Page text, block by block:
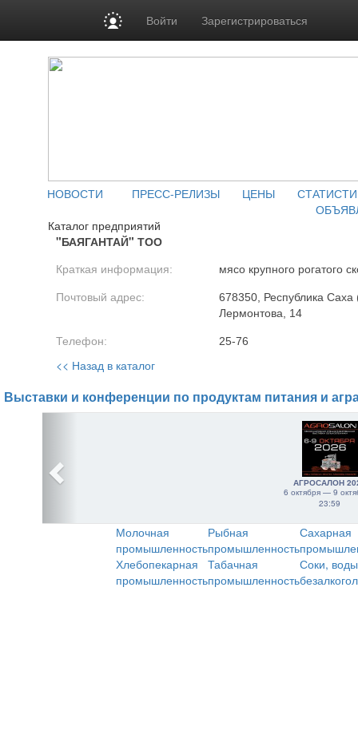
Войти Зарегистрироваться
НОВОСТИ ПРЕСС-РЕЛИЗЫ ЦЕНЫ
Каталог предприятий
"БАЯГАНТАЙ" ТОО
Краткая информация: мясо крупного рогатого
Почтовый адрес:
678350, Республика
Лермонтова, 14
Телефон: 25-76
<< Назад в каталог
Выставки и конференции по продуктам питания и
АГРОСАЛОН
6 октября — 9
23:59
Молочная
промышленность
Рыбная
промышленность
Сахарная
Хлебопекарная
промышленность
Табачная
промышленность
Соки,